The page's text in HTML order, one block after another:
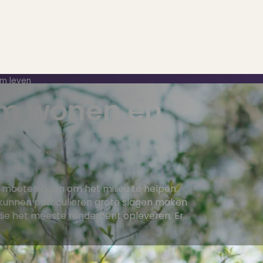
leven
wonen en
doen om het milieu te helpen.
particulieren grote slagen maken
het meeste rendement opleveren. Er